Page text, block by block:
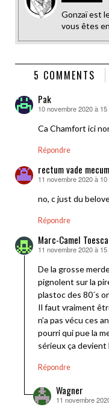
Gonzaï est
vous êtes
5 COMMENTS
Pak
dit :
10 novembre 2020 à
Ca Chamfort ici
Répondre
rectum vade
dit :
11 novembre 2020 à
no, c just du
Répondre
Marc-Camel Toesca
dit :
11 novembre 2020 à
De la grosse
pignolent sur la
plastoc des 80´s
Il faut vraiment
n’a pas vécu ces
pourri qui pue la
sérieux ça
Répondre
Wagner
dit :
11 novembre